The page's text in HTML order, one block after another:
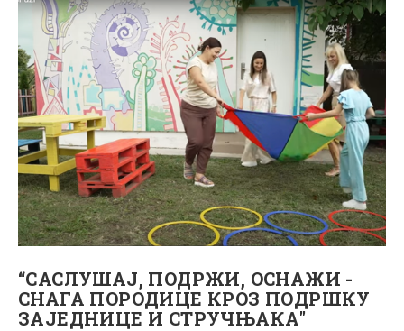
“САСЛУШАЈ, ПОДРЖИ, ОСНАЖИ -
СНАГА ПОРОДИЦЕ КРОЗ ПОДРШКУ
ЗАЈЕДНИЦЕ И СТРУЧЊАКА"